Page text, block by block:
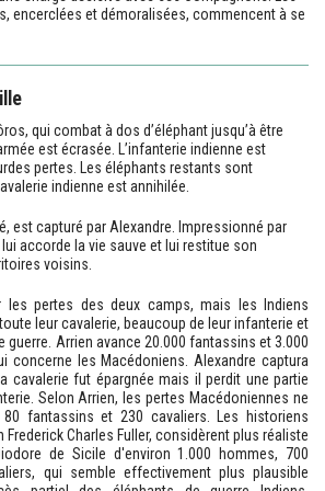
encerclées et démoralisées, commencent à se
qui combat à dos d’éléphant jusqu’à être
est écrasée. L’infanterie indienne est
pertes. Les éléphants restants sont
indienne est annihilée.
est capturé par Alexandre. Impressionné par
accorde la vie sauve et lui restitue son
voisins.
les pertes des deux camps, mais les Indiens
leur cavalerie, beaucoup de leur infanterie et
guerre. Arrien avance 20.000 fantassins et 3.000
concerne les Macédoniens. Alexandre captura
cavalerie fut épargnée mais il perdit une partie
Selon Arrien, les pertes Macédoniennes ne
fantassins et 230 cavaliers. Les historiens
Charles Fuller, considèrent plus réaliste
de Sicile d'environ 1.000 hommes, 700
qui semble effectivement plus plausible